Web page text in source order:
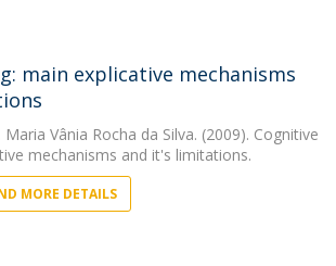
main explicative mechanisms
Maria Vânia Rocha da Silva. (2009). Cognitive
mechanisms and it's limitations.
MORE DETAILS